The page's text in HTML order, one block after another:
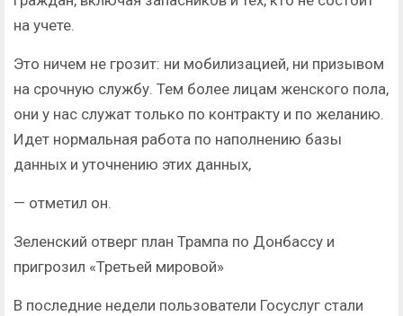
на учете.
Это ничем не грозит: ни мобилизацией, ни призывом
на срочную службу. Тем более лицам женского пола,
они у нас служат только по контракту и по желанию.
Идет нормальная работа по наполнению базы
данных и уточнению этих данных,
— отметил он.
Зеленский отверг план Трампа по Донбассу и
пригрозил «Третьей мировой»
В последние недели пользователи Госуслуг стали